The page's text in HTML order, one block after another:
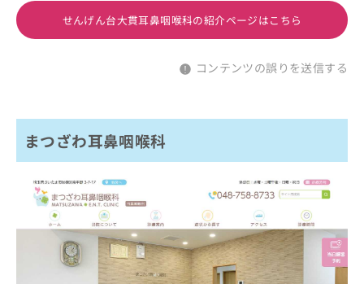
せんげん台大貫耳鼻咽喉科の紹介ページはこちら
コンテンツの誤りを送信する
まつざわ耳鼻咽喉科